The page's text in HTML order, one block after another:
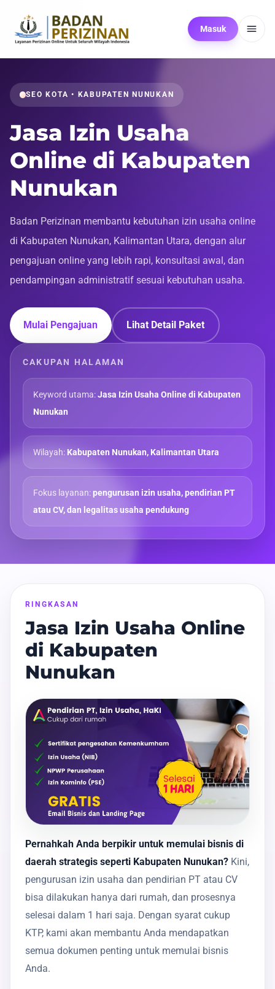
Masuk
SEO KOTA • KABUPATEN NUNUKAN
Jasa Izin Usaha
Online di Kabupaten
Nunukan
Badan Perizinan membantu kebutuhan izin usaha online
di Kabupaten Nunukan, Kalimantan Utara, dengan alur
pengajuan online yang lebih rapi, konsultasi awal, dan
pendampingan administratif sesuai kebutuhan usaha.
Mulai Pengajuan Lihat Detail Paket
CAKUPAN HALAMAN
Keyword utama:Jasa Izin Usaha Online di Kabupaten
Nunukan
Wilayah:Kabupaten Nunukan, Kalimantan Utara
Fokus layanan:pengurusan izin usaha, pendirian PT
atau CV, dan legalitas usaha pendukung
RINGKASAN
Jasa Izin Usaha Online
di Kabupaten
Nunukan
Pernahkah Anda berpikir untuk memulai bisnis di
daerah strategis seperti Kabupaten Nunukan? Kini,
pengurusan izin usaha dan pendirian PT atau CV
bisa dilakukan hanya dari rumah, dan prosesnya
selesai dalam 1 hari saja. Dengan syarat cukup
KTP, kami akan membantu Anda mendapatkan
semua dokumen penting untuk memulai bisnis
Anda.